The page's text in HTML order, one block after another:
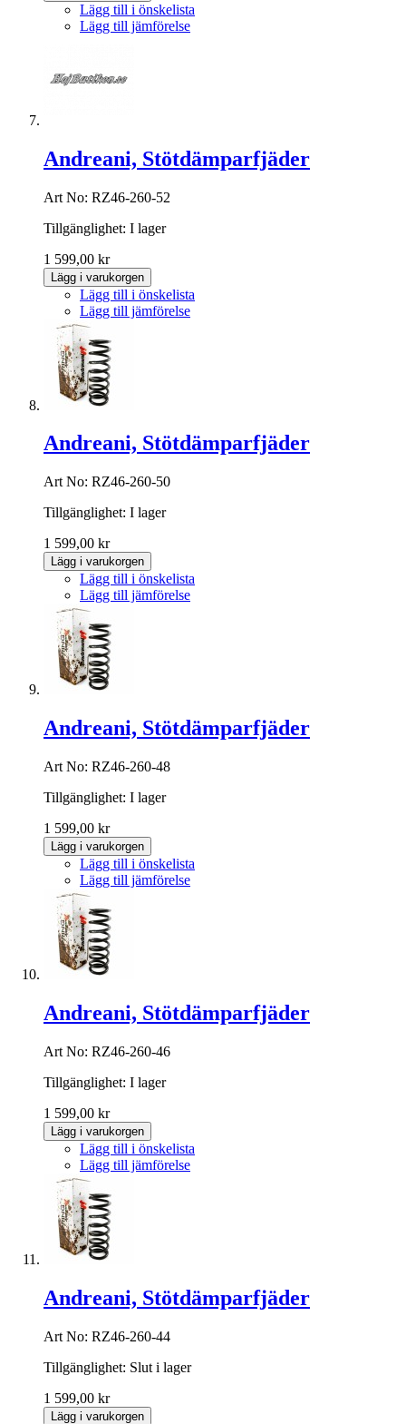
Lägg till i önskelista
Lägg till jämförelse
Andreani, Stötdämparfjäder
Art No: RZ46-260-52
Tillgänglighet: I lager
1 599,00 kr
Lägg i varukorgen
Lägg till i önskelista
Lägg till jämförelse
Andreani, Stötdämparfjäder
Art No: RZ46-260-50
Tillgänglighet: I lager
1 599,00 kr
Lägg i varukorgen
Lägg till i önskelista
Lägg till jämförelse
Andreani, Stötdämparfjäder
Art No: RZ46-260-48
Tillgänglighet: I lager
1 599,00 kr
Lägg i varukorgen
Lägg till i önskelista
Lägg till jämförelse
Andreani, Stötdämparfjäder
Art No: RZ46-260-46
Tillgänglighet: I lager
1 599,00 kr
Lägg i varukorgen
Lägg till i önskelista
Lägg till jämförelse
Andreani, Stötdämparfjäder
Art No: RZ46-260-44
Tillgänglighet: Slut i lager
1 599,00 kr
Lägg i varukorgen